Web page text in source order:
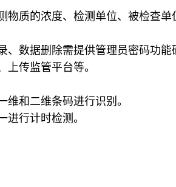
物质的浓度、检测单位、被检查
数据删除需提供管理员密码功能
传监管平台等。
和二维条码进行识别。
进行计时检测。